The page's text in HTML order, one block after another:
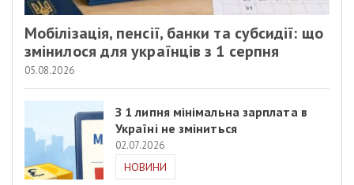
Мобілізація, пенсії, банки та субсидії: що
змінилося для українців з 1 серпня
05.08.2026
З 1 липня мінімальна зарплата в
Україні не зміниться
02.07.2026
НОВИНИ